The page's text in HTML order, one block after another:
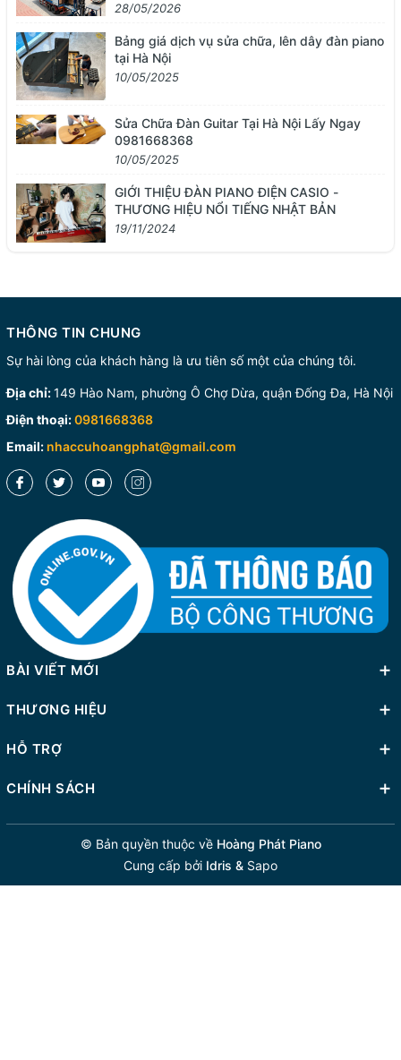
28/05/2026
Bảng giá dịch vụ sửa chữa, lên dây đàn piano
tại Hà Nội
10/05/2025
Sửa Chữa Đàn Guitar Tại Hà Nội Lấy Ngay
0981668368
10/05/2025
GIỚI THIỆU ĐÀN PIANO ĐIỆN CASIO -
THƯƠNG HIỆU NỔI TIẾNG NHẬT BẢN
19/11/2024
THÔNG TIN CHUNG
Sự hài lòng của khách hàng là ưu tiên số một của chúng tôi.
Địa chỉ:149 Hào Nam, phường Ô Chợ Dừa, quận Đống Đa, Hà Nội
Điện thoại:0981668368
Email: nhaccuhoangphat@gmail.com
BÀI VIẾT MỚI
THƯƠNG HIỆU
HỖ TRỢ
CHÍNH SÁCH
© Bản quyền thuộc về Hoàng Phát Piano
Cung cấp bởi Idris & Sapo